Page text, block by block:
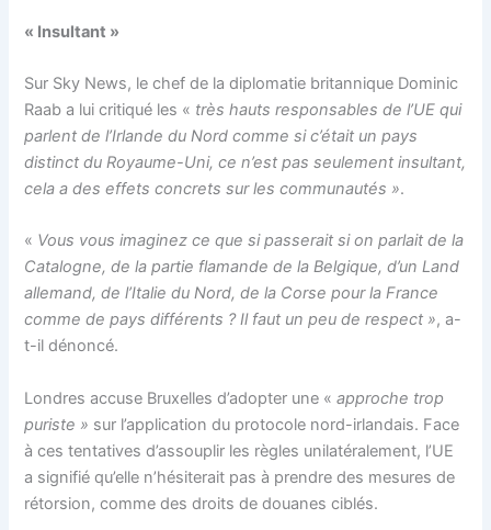
« Insultant »
Sur Sky News, le chef de la diplomatie britannique Dominic
Raab a lui critiqué les « très hauts responsables de l’UE qui
parlent de l’Irlande du Nord comme si c’était un pays
distinct du Royaume-Uni, ce n’est pas seulement insultant,
cela a des effets concrets sur les communautés ».
« Vous vous imaginez ce que si passerait si on parlait de la
Catalogne, de la partie flamande de la Belgique, d’un Land
allemand, de l’Italie du Nord, de la Corse pour la France
comme de pays différents ? Il faut un peu de respect », a-
t-il dénoncé.
Londres accuse Bruxelles d’adopter une «approche trop
puriste » sur l’application du protocole nord-irlandais. Face
à ces tentatives d’assouplir les règles unilatéralement, l’UE
a signifié qu’elle n’hésiterait pas à prendre des mesures de
rétorsion, comme des droits de douanes ciblés.